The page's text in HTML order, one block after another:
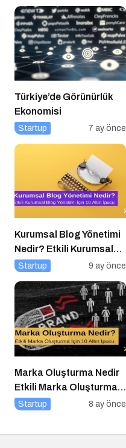
Türkiye’de Görünürlük
Ekonomisi
Startup 7 ay önce
Kurumsal Blog Yönetimi
Nedir? Etkili Kurumsal
Blog Yönetimi için 10
Startup 9 ay önce
Marka Oluşturma Nedir
Etkili Marka Oluşturma
için 10 Altın İpucu
Startup 8 ay önce